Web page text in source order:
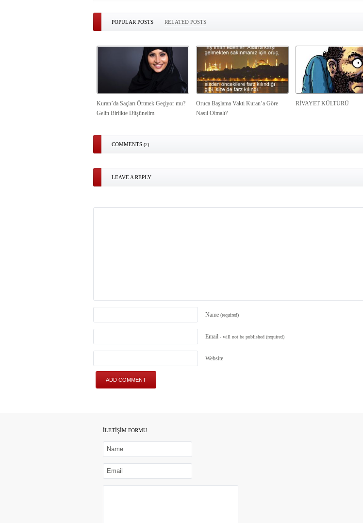
POPULAR POSTS RELATED POSTS
Kuran’da Saçları Örtmek Geçiyor mu?
Gelin Birlikte Düşünelim
Oruca Başlama Vakti Kuran’a Göre
Nasıl Olmalı?
RİVAYET KÜLTÜRÜ
COMMENTS (2)
LEAVE A REPLY
Name (required)
Email - will not be published (required)
Website
İLETİŞİM FORMU